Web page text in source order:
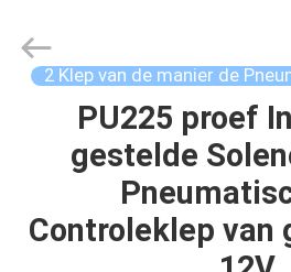
PRODUCTEN
FLUID
AUTOMATIC
CONTROL
CO.,LTD. 2 Klep van de manier de
PU225 proef
gestelde
Controleklep van